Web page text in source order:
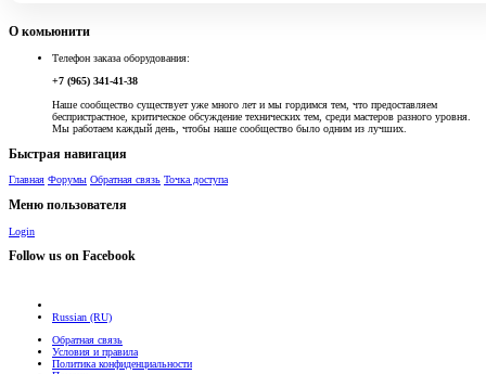
О комьюнити
Телефон заказа оборудования:
+7 (965) 341-41-38
Наше сообщество существует уже много лет и мы гордимся тем, что предоставляем
беспристрастное, критическое обсуждение технических тем, среди мастеров разного уровня.
Мы работаем каждый день, чтобы наше сообщество было одним из лучших.
Быстрая навигация
Главная Форумы Обратная связь Точка доступа
Меню пользователя
Login
Follow us on Facebook
Russian (RU)
Обратная связь
Условия и правила
Политика конфиденциальности